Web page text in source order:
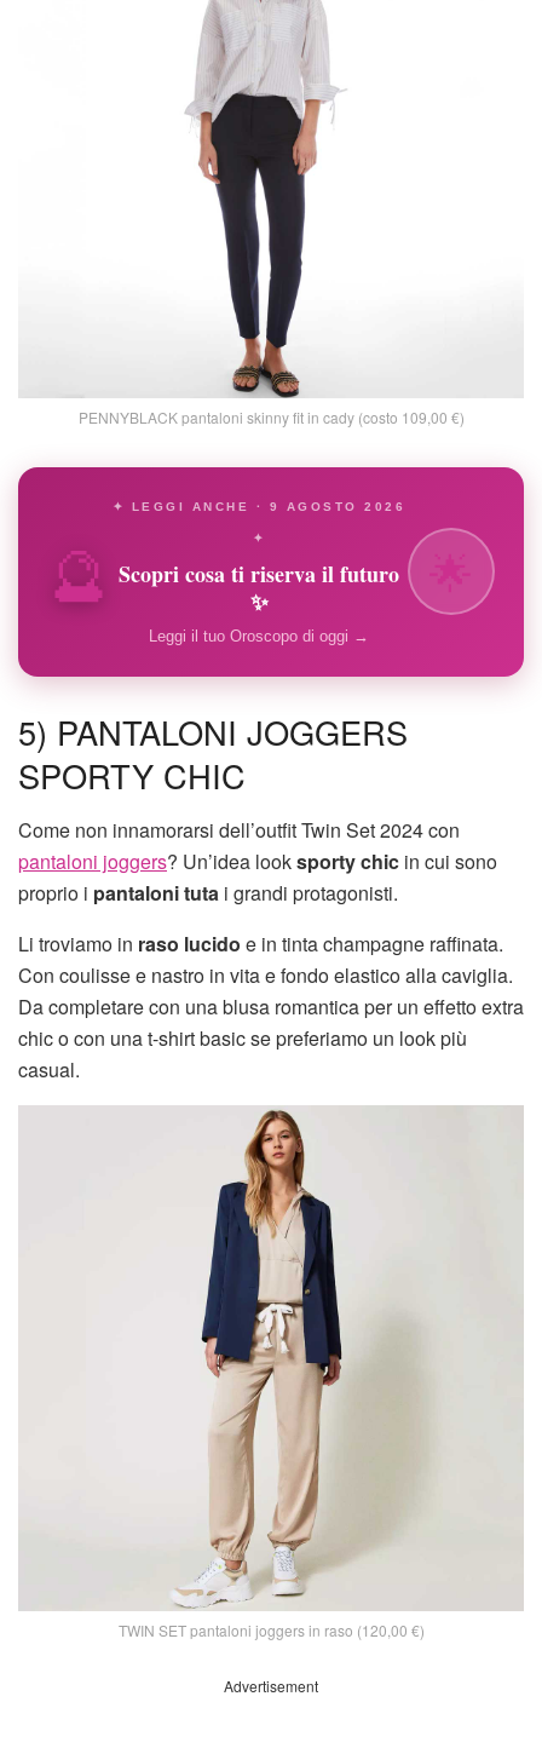
PENNYBLACK pantaloni skinny fit in cady (costo 109,00 €)
🔮
✦ LEGGI ANCHE · 9 AGOSTO 2026
✦
Scopri cosa ti riserva il futuro
✨
Leggi il tuo Oroscopo di oggi →
5) PANTALONI JOGGERS
SPORTY CHIC
Come non innamorarsi dell’outfit Twin Set 2024 con
pantaloni joggers? Un’idea looksporty chic in cui sono
proprio i pantaloni tuta i grandi protagonisti.
Li troviamo in raso lucido e in tinta champagne raffinata.
Con coulisse e nastro in vita e fondo elastico alla caviglia.
Da completare con una blusa romantica per un effetto extra
chic o con una t-shirt basic se preferiamo un look più
casual.
TWIN SET pantaloni joggers in raso (120,00 €)
Advertisement